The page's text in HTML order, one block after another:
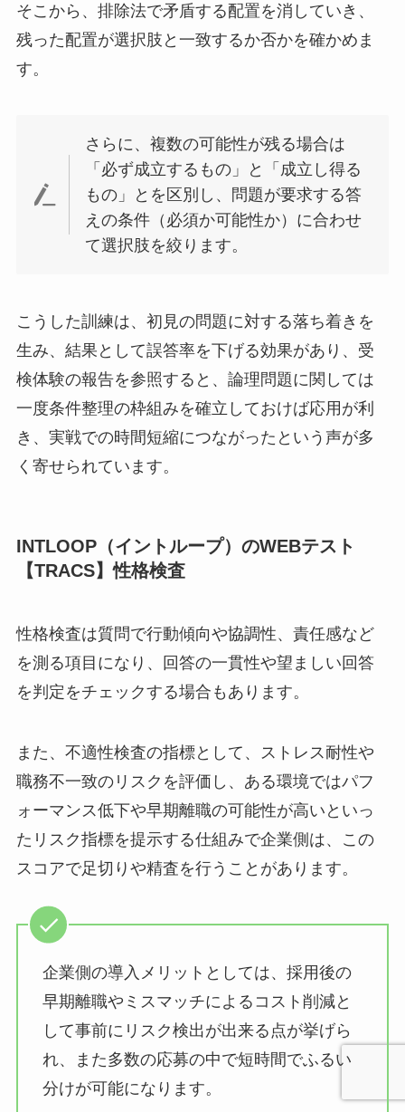
そこから、排除法で矛盾する配置を消していき、
残った配置が選択肢と一致するか否かを確かめま
す。
さらに、複数の可能性が残る場合は
「必ず成立するもの」と「成立し得る
もの」とを区別し、問題が要求する答
えの条件（必須か可能性か）に合わせ
て選択肢を絞ります。
こうした訓練は、初見の問題に対する落ち着きを
生み、結果として誤答率を下げる効果があり、受
検体験の報告を参照すると、論理問題に関しては
一度条件整理の枠組みを確立しておけば応用が利
き、実戦での時間短縮につながったという声が多
く寄せられています。
INTLOOP（イントループ）のWEBテスト
【TRACS】性格検査
性格検査は質問で行動傾向や協調性、責任感など
を測る項目になり、回答の一貫性や望ましい回答
を判定をチェックする場合もあります。
また、不適性検査の指標として、ストレス耐性や
職務不一致のリスクを評価し、ある環境ではパフ
ォーマンス低下や早期離職の可能性が高いといっ
たリスク指標を提示する仕組みで企業側は、この
スコアで足切りや精査を行うことがあります。
企業側の導入メリットとしては、採用後の
早期離職やミスマッチによるコスト削減と
して事前にリスク検出が出来る点が挙げら
れ、また多数の応募の中で短時間でふるい
分けが可能になります。